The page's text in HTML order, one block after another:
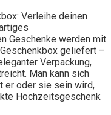
Verleihe deinen
Geschenke werden mit
geliefert –
Verpackung,
Man kann sich
er oder sie sein wird,
Hochzeitsgeschenk